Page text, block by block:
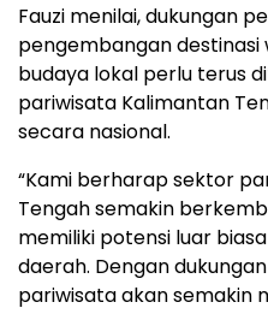
Fauzi menilai, dukungan
pengembangan destinasi
budaya lokal perlu terus
pariwisata Kalimantan
secara nasional.
“Kami berharap sektor
Tengah semakin
memiliki potensi luar
daerah. Dengan
pariwisata akan semakin